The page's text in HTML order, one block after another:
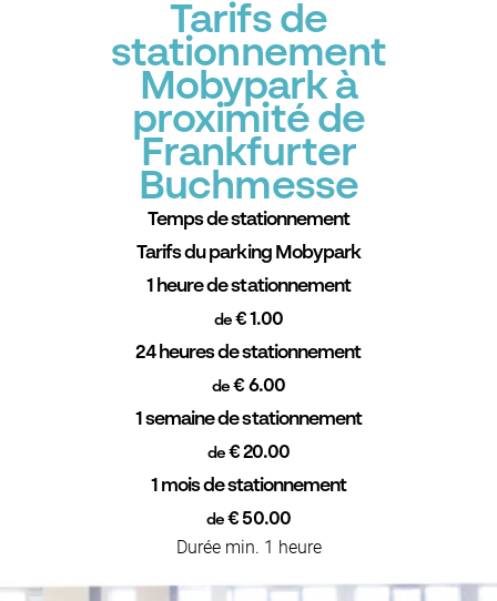
Tarifs de
stationnement
Mobypark à
proximité de
Frankfurter
Buchmesse
Temps de stationnement
Tarifs du parking Mobypark
1 heure de stationnement
de€ 1.00
24 heures de stationnement
de € 6.00
1 semaine de stationnement
de€ 20.00
1 mois de stationnement
de € 50.00
Durée min. 1 heure